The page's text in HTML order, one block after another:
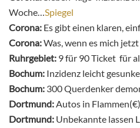
Woche…Spiegel
Corona: Es gibt einen klaren,
Corona:Was, wenn es mich
Ruhrgebiet: 9 für 90 Ticket für
Bochum: Inzidenz leicht
Bochum: 300 Querdenker
Dortmund:Autos in
Dortmund: Unbekannte lassen